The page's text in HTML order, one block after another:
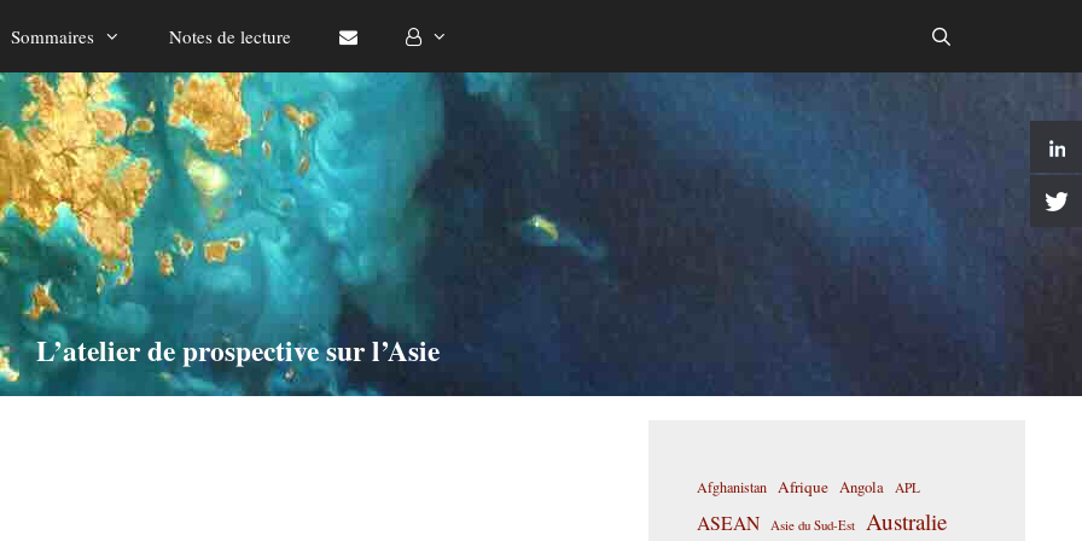
Sommaires Notes de lecture
L’atelier de prospective sur l’Asie
Afghanistan Afrique Angola APL
ASEAN Asie du Sud-Est Australie